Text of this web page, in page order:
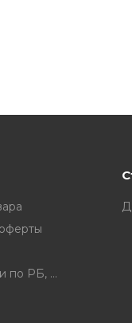
Расписание доставки по РБ, доплата за некоторые нас. пункты.